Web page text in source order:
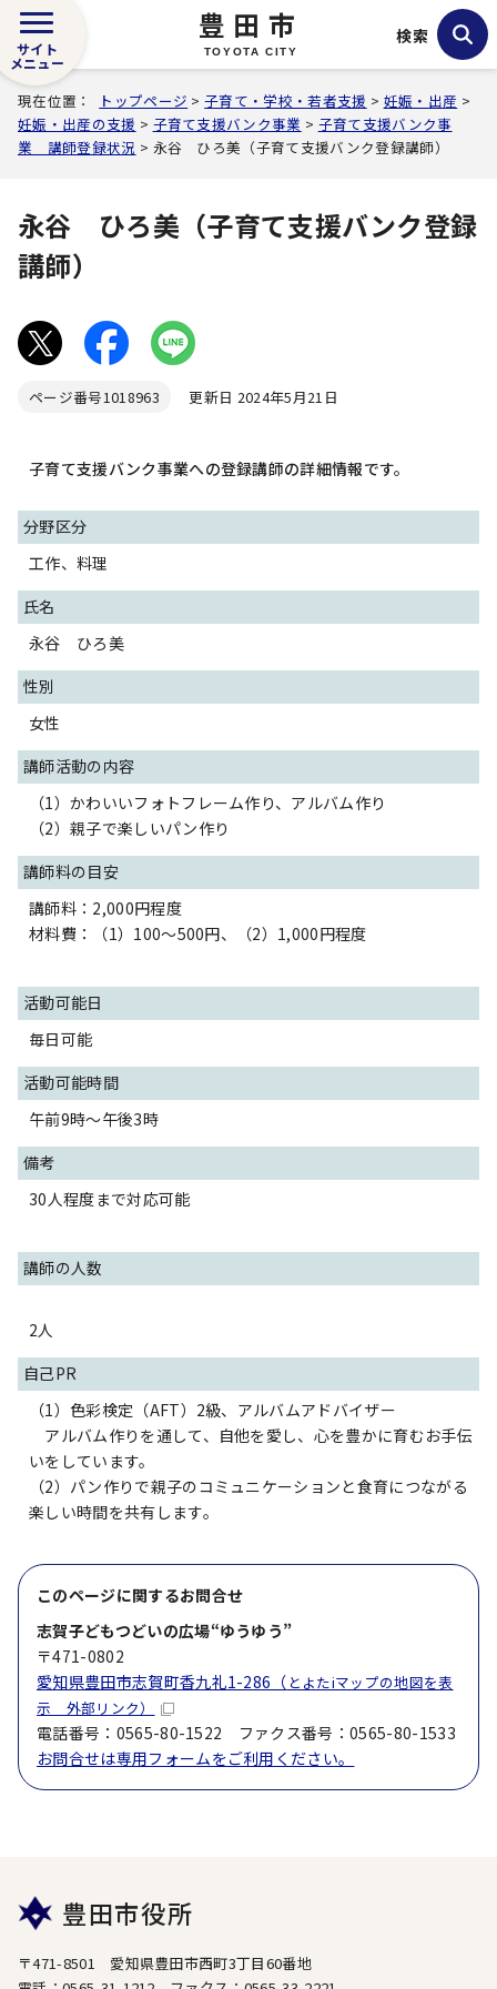
豊田市
TOYOTA CITY
サイト
メニュー
検索
現在位置： トップページ >子育て・学校・若者支援 > 妊娠・出産 >
妊娠・出産の支援 > 子育て支援バンク事業 > 子育て支援バンク事
業 講師登録状況 > 永谷 ひろ美（子育て支援バンク登録講師）
永谷 ひろ美（子育て支援バンク登録
講師）
ページ番号1018963 更新日 2024年5月21日
子育て支援バンク事業への登録講師の詳細情報です。
分野区分
工作、料理
氏名
永谷 ひろ美
性別
女性
講師活動の内容
（1）かわいいフォトフレーム作り、アルバム作り
（2）親子で楽しいパン作り
講師料の目安
講師料：2,000円程度
材料費：（1）100～500円、（2）1,000円程度
活動可能日
毎日可能
活動可能時間
午前9時～午後3時
備考
30人程度まで対応可能
講師の人数
2人
自己PR
（1）色彩検定（AFT）2級、アルバムアドバイザー
アルバム作りを通して、自他を愛し、心を豊かに育むお手伝
いをしています。
（2）パン作りで親子のコミュニケーションと食育につながる
楽しい時間を共有します。
このページに関するお問合せ
志賀子どもつどいの広場“ゆうゆう”
〒471-0802
愛知県豊田市志賀町香九礼1-286（ とよたiマップの地図を表
示 外部リンク）
電話番号：0565-80-1522 ファクス番号：0565-80-1533
お問合せは専用フォームをご利用ください。
豊田市役所
〒471-8501 愛知県豊田市西町3丁目60番地